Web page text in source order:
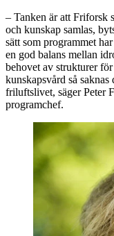
– Tanken är att Friforsk
och kunskap samlas,
sätt som programmet
en god balans mellan
behovet av strukturer
kunskapsvård så
friluftslivet, säger Peter
programchef.